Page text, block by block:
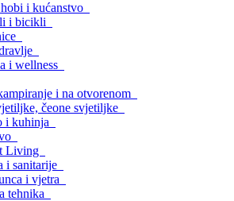
i kućanstvo
i bicikli
i wellness
i na otvorenom
čeone svjetiljke
i kuhinja
Living
i sanitarije
i vjetra
tehnika